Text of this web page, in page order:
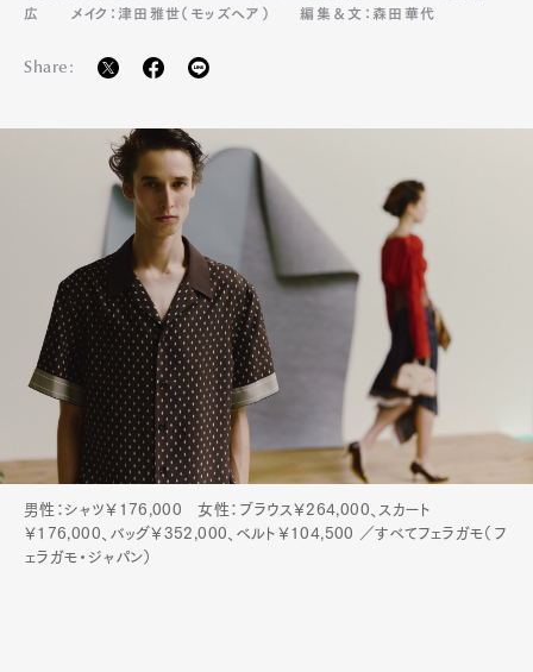
広
メイク：津田雅世（モッズヘア） 編集＆文：森田華代
Share:
男性：シャツ￥176,000 女性：ブラウス￥264,000、スカート
￥176,000、バッグ￥352,000、ベルト￥104,500 ／すべてフェラガモ（フ
ェラガモ・ジャパン）